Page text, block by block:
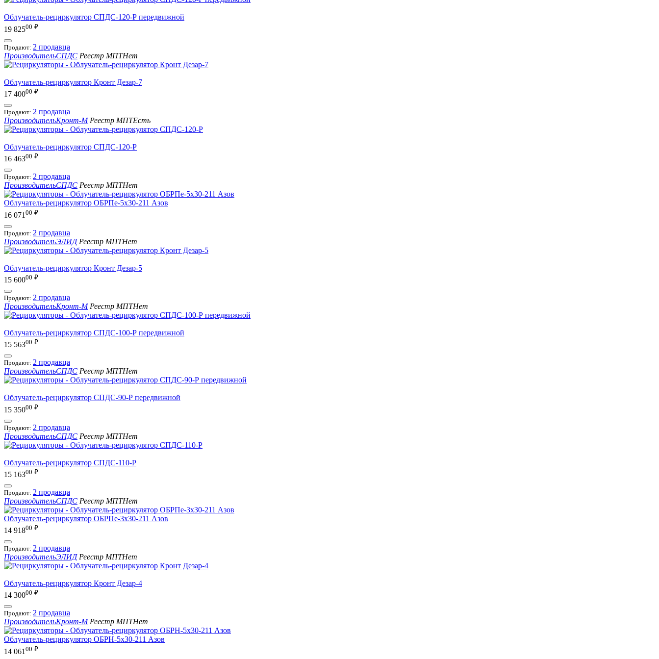
Облучатель-рециркулятор СПДС-120-Р передвижной
19 82500 ₽
Продают: 2 продавца
ПроизводительСПДС Реестр МПТНет
Облучатель-рециркулятор Кронт Дезар-7
17 40000 ₽
Продают: 2 продавца
ПроизводительКронт-М Реестр МПТЕсть
Облучатель-рециркулятор СПДС-120-Р
16 46300 ₽
Продают: 2 продавца
ПроизводительСПДС Реестр МПТНет
Облучатель-рециркулятор ОБРПе-5x30-211 Азов
16 071 00 ₽
Продают: 2 продавца
ПроизводительЭЛИД Реестр МПТНет
Облучатель-рециркулятор Кронт Дезар-5
15 60000 ₽
Продают: 2 продавца
ПроизводительКронт-М Реестр МПТНет
Облучатель-рециркулятор СПДС-100-Р передвижной
15 56300 ₽
Продают: 2 продавца
ПроизводительСПДС Реестр МПТНет
Облучатель-рециркулятор СПДС-90-Р передвижной
15 35000 ₽
Продают: 2 продавца
ПроизводительСПДС Реестр МПТНет
Облучатель-рециркулятор СПДС-110-Р
15 16300 ₽
Продают: 2 продавца
ПроизводительСПДС Реестр МПТНет
Облучатель-рециркулятор ОБРПе-3x30-211 Азов
14 91800 ₽
Продают: 2 продавца
ПроизводительЭЛИД Реестр МПТНет
Облучатель-рециркулятор Кронт Дезар-4
14 30000 ₽
Продают: 2 продавца
ПроизводительКронт-М Реестр МПТНет
Облучатель-рециркулятор ОБРН-5x30-211 Азов
14 061 00 ₽